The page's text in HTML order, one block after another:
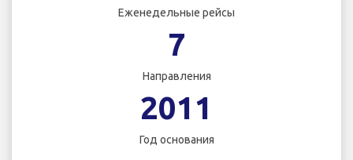
Еженедельные рейсы
7
Направления
2011
Год основания